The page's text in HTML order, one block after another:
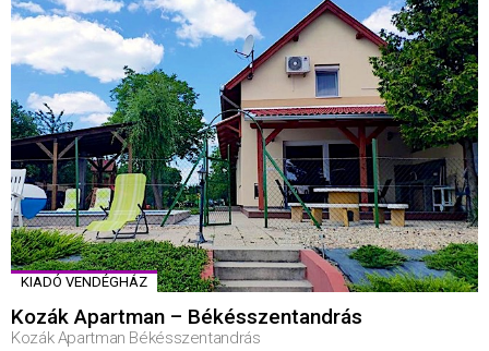
KIADÓ VENDÉGHÁZ
Kozák Apartman – Békésszentandrás
Kozák Apartman Békésszentandrás